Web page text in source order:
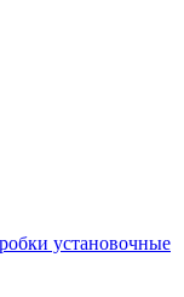
установочные